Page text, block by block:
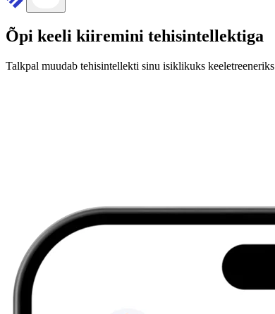
Õpi keeli kiiremini tehisintellektiga
Talkpal muudab tehisintellekti sinu isiklikuks keeletreeneriks